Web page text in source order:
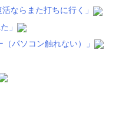
ならまた打ちに行く」
」
パソコン触れない）」